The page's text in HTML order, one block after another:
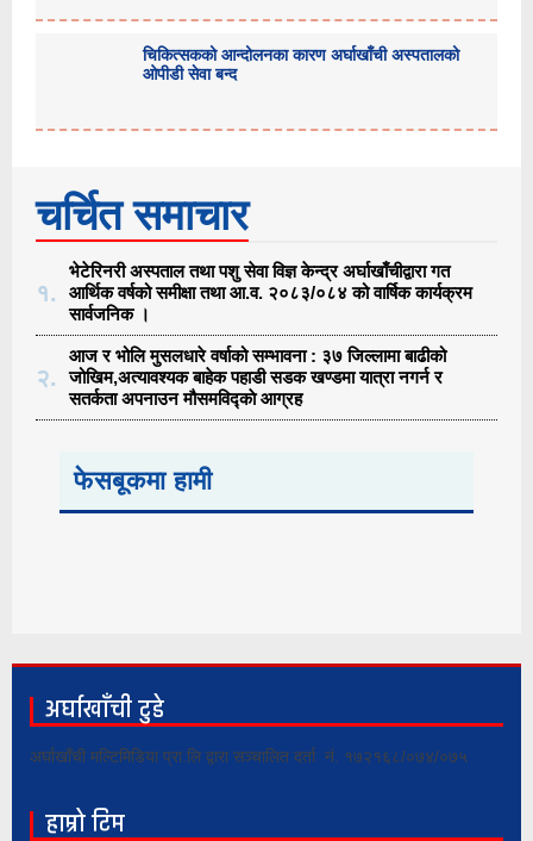
चिकित्सकको आन्दोलनका कारण अर्घाखाँची अस्पतालको
ओपीडी सेवा बन्द
चर्चित समाचार
१.
भेटेरिनरी अस्पताल तथा पशु सेवा विज्ञ केन्द्र अर्घाखाँचीद्वारा गत
आर्थिक वर्षको समीक्षा तथा आ.व. २०८३/०८४ को वार्षिक कार्यक्रम
सार्वजनिक ।
२.
आज र भोलि मुसलधारे वर्षाको सम्भावना : ३७ जिल्लामा बाढीको
जोखिम,अत्यावश्यक बाहेक पहाडी सडक खण्डमा यात्रा नगर्न र
सतर्कता अपनाउन मौसमविद्काे आग्रह
फेसबूकमा हामी
अर्घाखाँची टुडे
अर्घाखाँची मल्टिमिडिया प्रा.लि द्वारा सञ्चालित दर्ता नं. १७२१६८/०७४/०७५
हाम्रो टिम